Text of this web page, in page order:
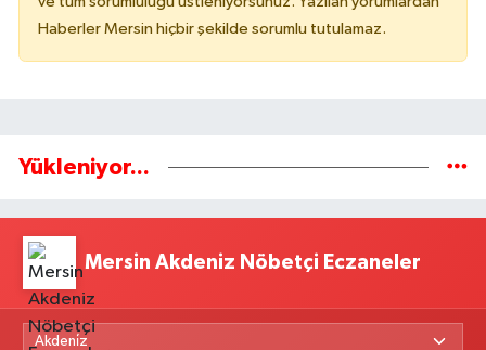
Haberler Mersin hiçbir şekilde sorumlu tutulamaz.
Yükleniyor...
Mersin Akdeniz Nöbetçi Eczaneler